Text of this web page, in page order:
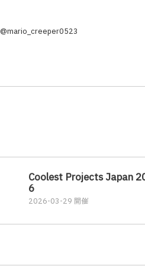
Coolest Projects Japan
6
2026-03-29 開催